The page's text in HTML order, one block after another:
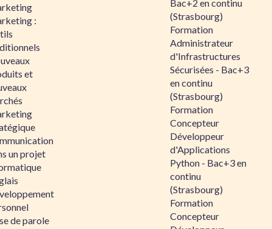
:
et
un projet
de parole
Bac+2 en continu
(Strasbourg)
Formation
Administrateur
d'Infrastructures
Sécurisées - Bac+3
en continu
(Strasbourg)
Formation
Concepteur
Développeur
d'Applications
Python - Bac+3 en
continu
(Strasbourg)
Formation
Concepteur